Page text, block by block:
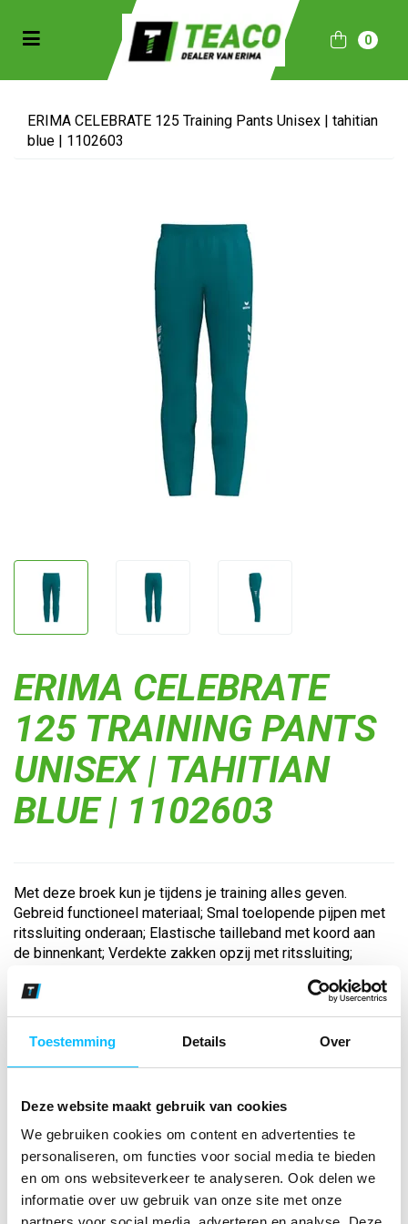
Toestemming Details Over
Deze website maakt gebruik van cookies
We gebruiken cookies om content en advertenties te
personaliseren, om functies voor social media te bieden
en om ons websiteverkeer te analyseren. Ook delen we
informatie over uw gebruik van onze site met onze
(Sportkleding)
(Collecties)
Toggle navigation 0
ERIMA CELEBRATE 125 Training Pants Unisex | tahitian
blue | 1102603
ERIMA CELEBRATE
125 TRAINING PANTS
UNISEX | TAHITIAN
BLUE | 1102603
Met deze broek kun je tijdens je training alles geven.
Gebreid functioneel materiaal; Smal toelopende pijpen met
ritssluiting onderaan; Elastische tailleband met koord aan
de binnenkant; Verdekte zakken opzij met ritssluiting;
Bekijk andere kleuren
tahitian blue
Aantal